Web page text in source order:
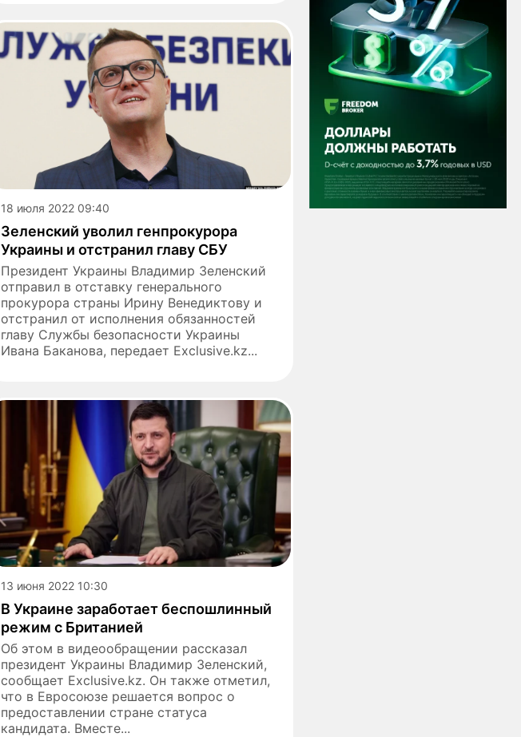
18 июля 2022 09:40
Зеленский уволил генпрокурора
Украины и отстранил главу СБУ
Президент Украины Владимир Зеленский
отправил в отставку генерального
прокурора страны Ирину Венедиктову и
отстранил от исполнения обязанностей
главу Службы безопасности Украины
Ивана Баканова, передает Exclusive.kz...
13 июня 2022 10:30
В Украине заработает беспошлинный
режим с Британией
Об этом в видеообращении рассказал
президент Украины Владимир Зеленский,
сообщает Exclusive.kz. Он также отметил,
что в Евросоюзе решается вопрос о
предоставлении стране статуса
кандидата. Вместе...